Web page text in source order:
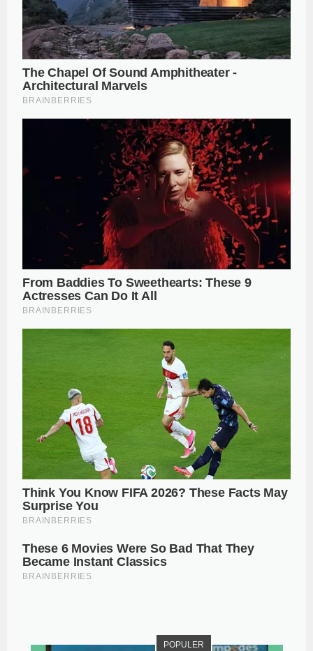
POPULER